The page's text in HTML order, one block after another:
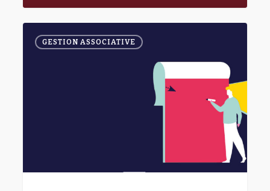
Faciliter
gestion
GESTION ASSOCIATIVE